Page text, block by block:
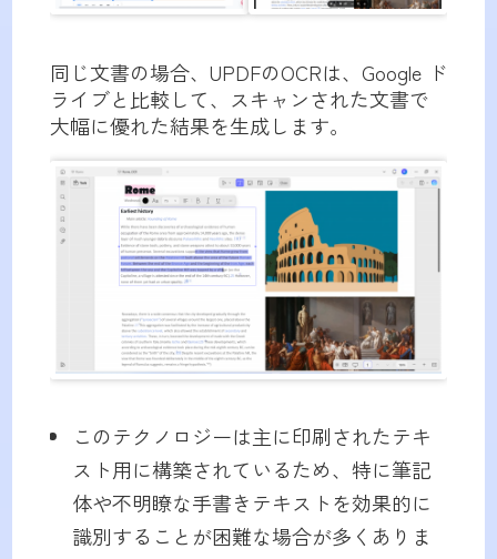
同じ文書の場合、UPDFのOCRは、Google ド
ライブと比較して、スキャンされた文書で
大幅に優れた結果を生成します。
このテクノロジーは主に印刷されたテキ
スト用に構築されているため、特に筆記
体や不明瞭な手書きテキストを効果的に
識別することが困難な場合が多くありま